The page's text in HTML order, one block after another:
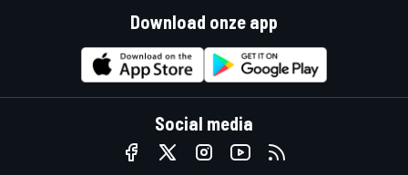
Download onze app
Social media